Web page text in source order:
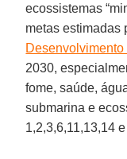
ecossistemas
metas estimadas
Desenvolvimento
2030,
fome, saúde,
submarina e
1,2,3,6,11,13,14